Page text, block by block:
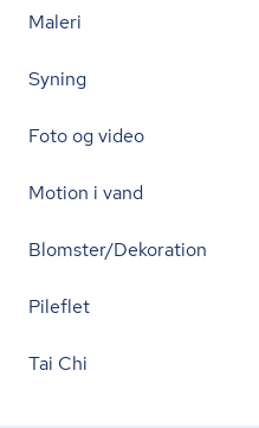
Maleri
Syning
Foto og video
Motion i vand
Blomster/Dekoration
Pileflet
Tai Chi